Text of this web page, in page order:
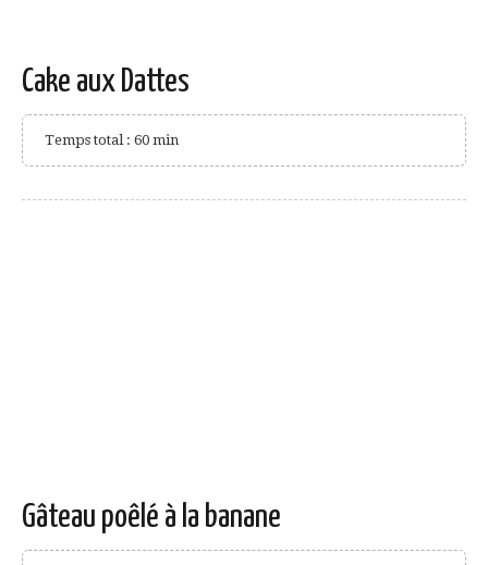
Cake aux Dattes
Temps total : 60 min
Gâteau poêlé à la banane